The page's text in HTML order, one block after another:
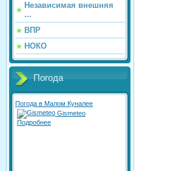
Независимая внешняя
...
ВПР
НОКО
Погода
Погода в Малом Куналее
Gismeteo
Подробнее